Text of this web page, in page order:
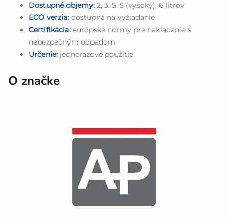
Dostupné objemy: 2, 3, 5, 5 (vysoký), 6 litrov
ECO verzia: dostupná na vyžiadanie
Certifikácia: európske normy pre nakladanie s
nebezpečným odpadom
Určenie: jednorazové použitie
O značke